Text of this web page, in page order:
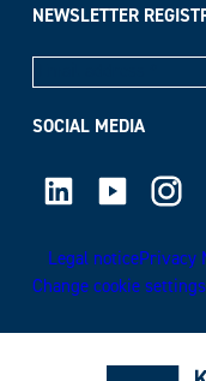
NEWSLETTER
SOCIAL MEDIA
LinkedIn Youtube Instagram
Legal noticePrivacy
Change cookie settings